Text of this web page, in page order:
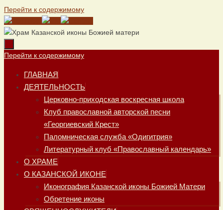
Перейти к содержимому
Перейти к содержимому
ГЛАВНАЯ
ДЕЯТЕЛЬНОСТЬ
Церковно-приходская воскресная школа
Клуб православной авторской песни
«Георгиевский Крест»
Паломническая служба «Одигитрия»
Литературный клуб «Православный календарь»
О ХРАМЕ
О КАЗАНСКОЙ ИКОНЕ
Иконография Казанской иконы Божией Матери
Обретение иконы